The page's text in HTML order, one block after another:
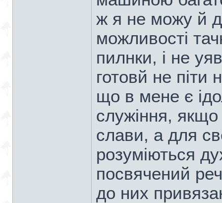
ж я не можу й
можливості
пилнки, і не
готовй не піти
що в мене є
служіння,
слави, а для
розуміються
посвячений
до них